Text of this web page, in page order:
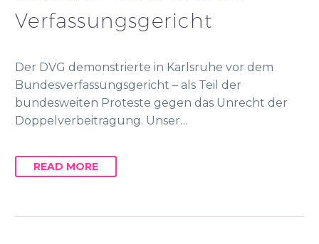
Verfassungsgericht
Der DVG demonstrierte in Karlsruhe vor dem
Bundesverfassungsgericht – als Teil der
bundesweiten Proteste gegen das Unrecht der
Doppelverbeitragung. Unser…
READ MORE